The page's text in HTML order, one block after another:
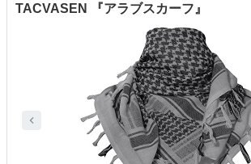
TACVASEN 『アラブスカーフ』